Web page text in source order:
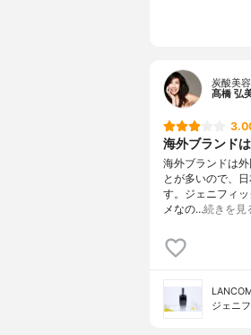
炭酸美
髙橋 弘
海外ブランド
海外ブランドは
とが多いので、
す。ジェニフィ
メなの…続きを見
ジェニ